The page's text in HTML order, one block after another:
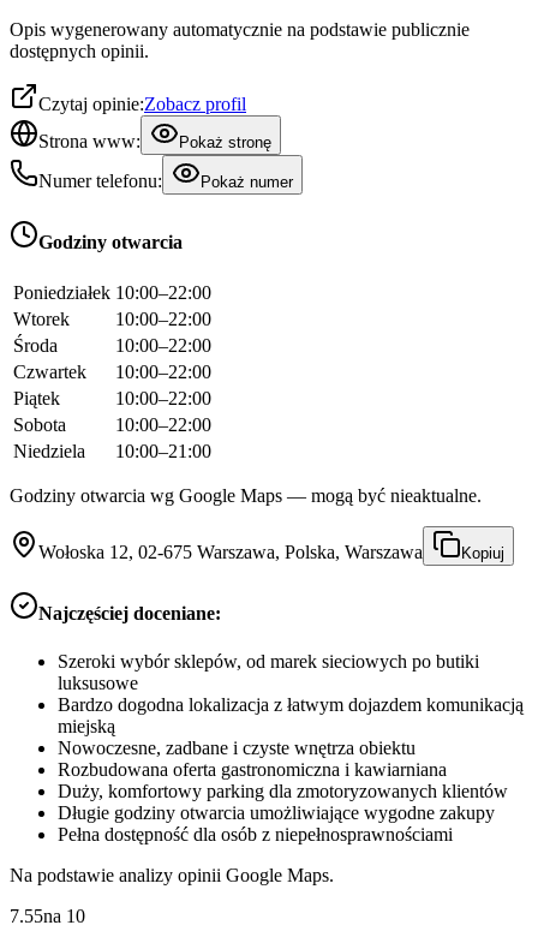
Opis wygenerowany automatycznie na podstawie publicznie
dostępnych opinii.
Czytaj opinie:Zobacz profil
Strona www:
Pokaż stronę
Numer telefonu: Pokaż numer
Godziny otwarcia
Poniedziałek 10:00–22:00
Wtorek
10:00–22:00
Środa
10:00–22:00
Czwartek
10:00–22:00
Piątek
10:00–22:00
Sobota
10:00–22:00
Niedziela
10:00–21:00
Godziny otwarcia wg Google Maps — mogą być nieaktualne.
Wołoska 12, 02-675 Warszawa, Polska, Warszawa Kopiuj
Najczęściej doceniane:
Szeroki wybór sklepów, od marek sieciowych po butiki
luksusowe
Bardzo dogodna lokalizacja z łatwym dojazdem komunikacją
miejską
Nowoczesne, zadbane i czyste wnętrza obiektu
Rozbudowana oferta gastronomiczna i kawiarniana
Duży, komfortowy parking dla zmotoryzowanych klientów
Długie godziny otwarcia umożliwiające wygodne zakupy
Pełna dostępność dla osób z niepełnosprawnościami
Na podstawie analizy opinii Google Maps.
7.55na 10